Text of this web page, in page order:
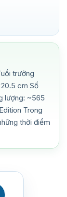
trưởng
cm Số
lượng: ~565
Trong
thời điểm